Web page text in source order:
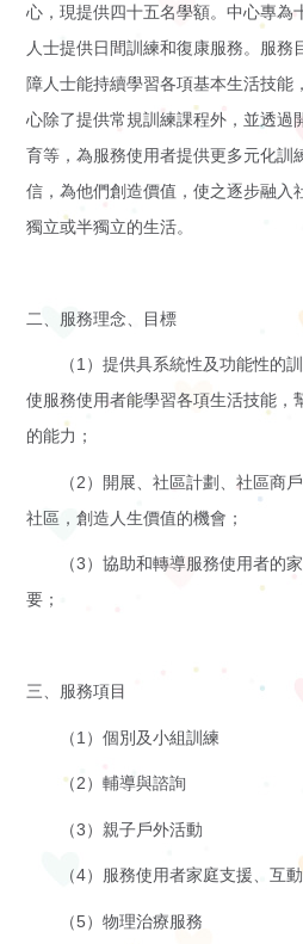
影
片
集
屬
機
啟智學校
啟智早期訓練中心
心明治小食店
支
們
相關鏈接
心，現提供四十五名學額。中心專為
人士提供日間訓練和復康服務。服務
障人士能持續學習各項基本生活技能
心除了提供常規訓練課程外，並透過
育等，為服務使用者提供更多元化訓
信，為他們創造價值，使之逐步融入
獨立或半獨立的生活。
二、服務理念、目標
（1）提供具系統性及功能性的
使服務使用者能學習各項生活技能，
的能力；
（2）開展、社區計劃、社區商
社區，創造人生價值的機會；
（3）協助和轉導服務使用者的
要；
三、服務項目
（1）個別及小組訓練
（2）輔導與諮詢
（3）親子戶外活動
（4）服務使用者家庭支援、互動
（5）物理治療服務